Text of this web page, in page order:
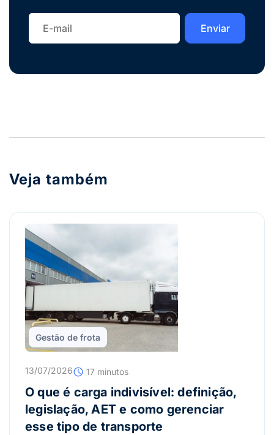
Veja também
Gestão de frota
13/07/2026 17 minutos
O que é carga indivisível: definição,
legislação, AET e como gerenciar
esse tipo de transporte